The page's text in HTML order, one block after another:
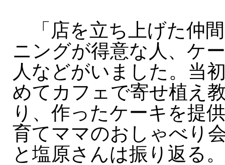
「店を立ち上げた仲
ニングが得意な人、ケ
人などがいました。当
めてカフェで寄せ植え
り、作ったケーキを提
育てママのおしゃべり
と塩原さんは振り返る。